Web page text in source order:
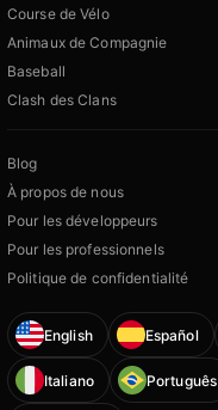
Course de Vélo
Animaux de Compagnie
Baseball
Clash des Clans
Blog
À propos de nous
Pour les développeurs
Pour les professionnels
Politique de confidentialité
English Español
Italiano Português